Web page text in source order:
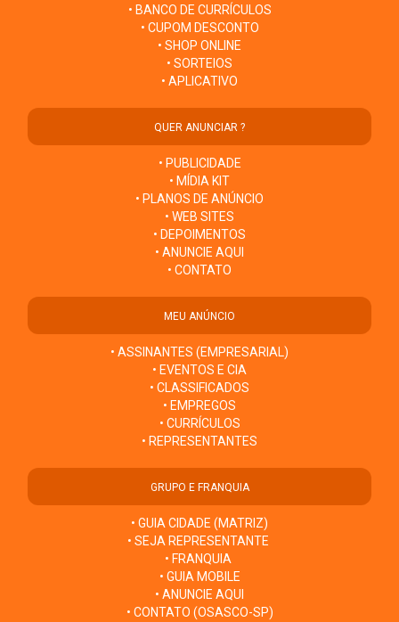
• BANCO DE CURRÍCULOS
• CUPOM DESCONTO
• SHOP ONLINE
• SORTEIOS
• APLICATIVO
QUER ANUNCIAR ?
• PUBLICIDADE
• MÍDIA KIT
• PLANOS DE ANÚNCIO
• WEB SITES
• DEPOIMENTOS
• ANUNCIE AQUI
• CONTATO
MEU ANÚNCIO
• ASSINANTES (EMPRESARIAL)
• EVENTOS E CIA
• CLASSIFICADOS
• EMPREGOS
• CURRÍCULOS
• REPRESENTANTES
GRUPO E FRANQUIA
• GUIA CIDADE (MATRIZ)
• SEJA REPRESENTANTE
• FRANQUIA
• GUIA MOBILE
• ANUNCIE AQUI
• CONTATO (OSASCO-SP)